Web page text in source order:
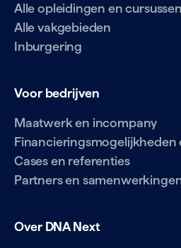
Alle opleidingen en cursussen
Alle vakgebieden
Inburgering
Voor bedrijven
Maatwerk en incompany
Financieringsmogelijkheden
Cases en referenties
Partners en
Over DNA Next